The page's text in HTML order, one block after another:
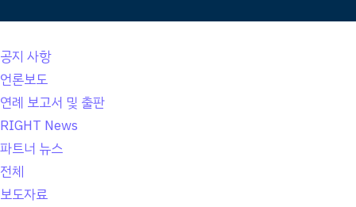
공지 사항
언론보도
연례 보고서 및 출판
RIGHT News
파트너 뉴스
전체
보도자료